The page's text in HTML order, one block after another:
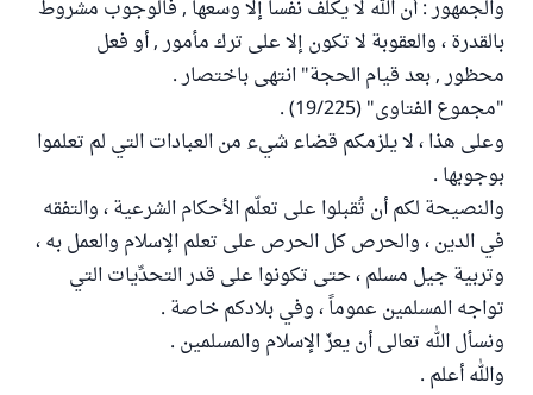
والجمهور : أن الله لا يكلف نفسا إلا وسعها , فالوجوب مشروط
بالقدرة ، والعقوبة لا تكون إلا على ترك مأمور , أو فعل
محظور , بعد قيام الحجة" انتهى باختصار .
"مجموع الفتاوى" (19/225) .
وعلى هذا ، لا يلزمكم قضاء شيء من العبادات التي لم تعلموا
بوجوبها .
والنصيحة لكم أن تُقبلوا على تعلّم الأحكام الشرعية ، والتفقه
في الدين ، والحرص كل الحرص على تعلم الإسلام والعمل به ،
وتربية جيل مسلم ، حتى تكونوا على قدر التحدِّيات التي
تواجه المسلمين عموماً ، وفي بلادكم خاصة .
ونسأل الله تعالى أن يعزّ الإسلام والمسلمين .
والله أعلم .